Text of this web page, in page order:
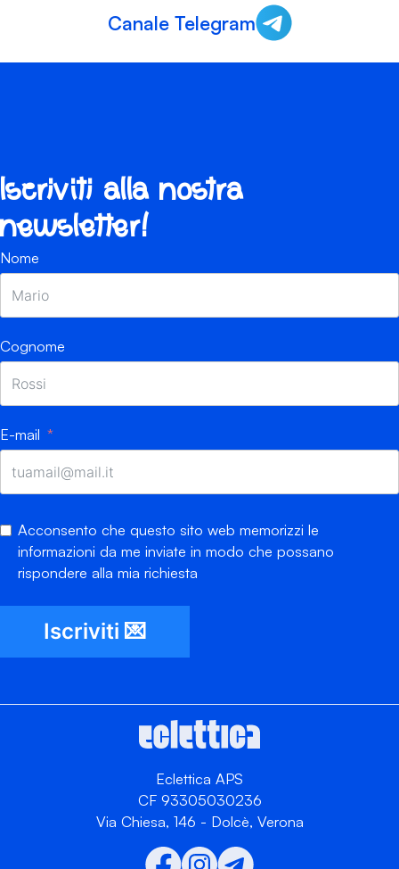
Canale Telegram
Iscriviti alla nostra
newsletter!
Nome
Cognome
E-mail
Acconsento che questo sito web memorizzi le
informazioni da me inviate in modo che possano
rispondere alla mia richiesta
Iscriviti 💌
Eclettica APS
CF 93305030236
Via Chiesa, 146 - Dolcè, Verona